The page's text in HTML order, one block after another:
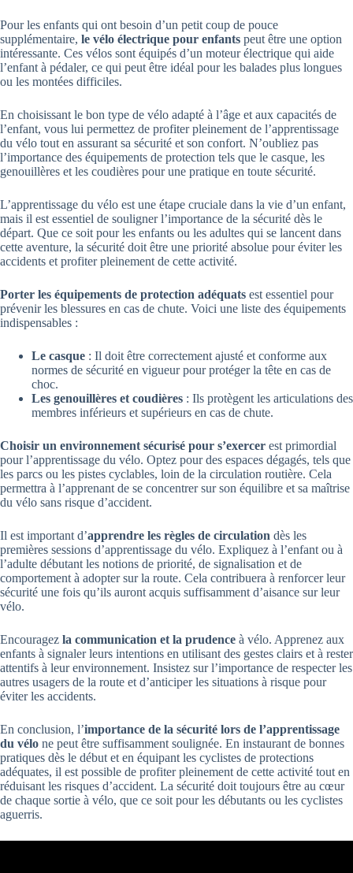
Pour les enfants qui ont besoin d’un petit coup de pouce
supplémentaire, le vélo électrique pour enfants peut être une option
intéressante. Ces vélos sont équipés d’un moteur électrique qui aide
l’enfant à pédaler, ce qui peut être idéal pour les balades plus longues
ou les montées difficiles.
En choisissant le bon type de vélo adapté à l’âge et aux capacités de
l’enfant, vous lui permettez de profiter pleinement de l’apprentissage
du vélo tout en assurant sa sécurité et son confort. N’oubliez pas
l’importance des équipements de protection tels que le casque, les
genouillères et les coudières pour une pratique en toute sécurité.
L’apprentissage du vélo est une étape cruciale dans la vie d’un enfant,
mais il est essentiel de souligner l’importance de la sécurité dès le
départ. Que ce soit pour les enfants ou les adultes qui se lancent dans
cette aventure, la sécurité doit être une priorité absolue pour éviter les
accidents et profiter pleinement de cette activité.
Porter les équipements de protection adéquats est essentiel pour
prévenir les blessures en cas de chute. Voici une liste des équipements
indispensables :
Le casque : Il doit être correctement ajusté et conforme aux
normes de sécurité en vigueur pour protéger la tête en cas de
choc.
Les genouillères et coudières : Ils protègent les articulations des
membres inférieurs et supérieurs en cas de chute.
Choisir un environnement sécurisé pour s’exercer est primordial
pour l’apprentissage du vélo. Optez pour des espaces dégagés, tels que
les parcs ou les pistes cyclables, loin de la circulation routière. Cela
permettra à l’apprenant de se concentrer sur son équilibre et sa maîtrise
du vélo sans risque d’accident.
Il est important d’apprendre les règles de circulation dès les
premières sessions d’apprentissage du vélo. Expliquez à l’enfant ou à
l’adulte débutant les notions de priorité, de signalisation et de
comportement à adopter sur la route. Cela contribuera à renforcer leur
sécurité une fois qu’ils auront acquis suffisamment d’aisance sur leur
vélo.
Encouragez la communication et la prudence à vélo. Apprenez aux
enfants à signaler leurs intentions en utilisant des gestes clairs et à rester
attentifs à leur environnement. Insistez sur l’importance de respecter les
autres usagers de la route et d’anticiper les situations à risque pour
éviter les accidents.
En conclusion, l’importance de la sécurité lors de l’apprentissage
du vélo ne peut être suffisamment soulignée. En instaurant de bonnes
pratiques dès le début et en équipant les cyclistes de protections
adéquates, il est possible de profiter pleinement de cette activité tout en
réduisant les risques d’accident. La sécurité doit toujours être au cœur
de chaque sortie à vélo, que ce soit pour les débutants ou les cyclistes
aguerris.